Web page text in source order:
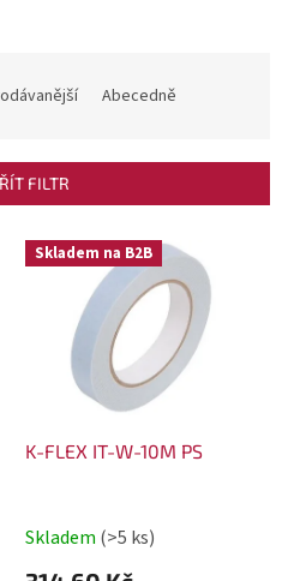
Abecedně
FILTR
Skladem na B2B
K-FLEX IT-W-10M PS
Skladem (>5 ks)